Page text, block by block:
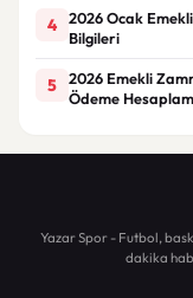
4
2026 Ocak
Bilgileri
5
2026 Emekli
Ödeme
Yazar Spor - Futbol,
dakika